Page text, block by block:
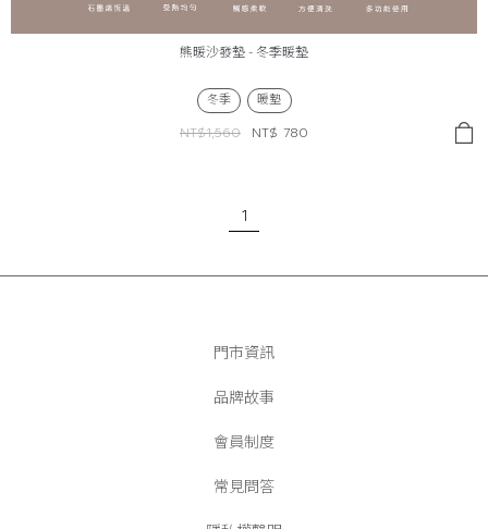
熊暖沙發墊 - 冬季暖墊
冬季 暖墊
NT$1,560 NT$ 780
1
門市資訊
品牌故事
會員制度
常見問答